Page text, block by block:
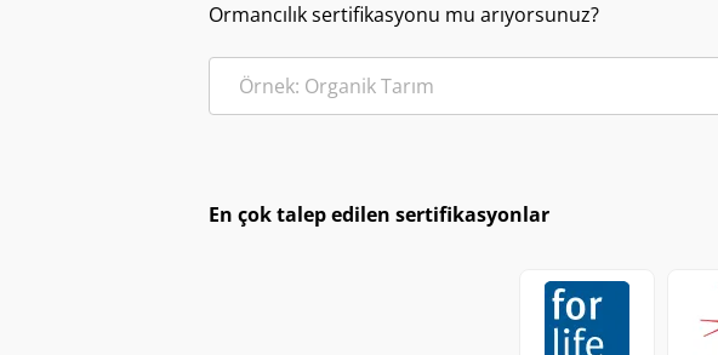
Ormancılık sertifikasyonu mu arıyorsunuz?
En çok talep edilen sertifikasyonlar